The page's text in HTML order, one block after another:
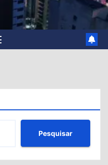
Pesquisar